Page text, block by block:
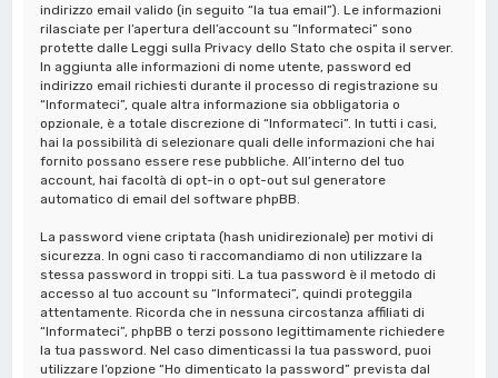
indirizzo email valido (in seguito “la tua email”). Le informazioni
rilasciate per l’apertura dell’account su “Informateci” sono
protette dalle Leggi sulla Privacy dello Stato che ospita il server.
In aggiunta alle informazioni di nome utente, password ed
indirizzo email richiesti durante il processo di registrazione su
“Informateci”, quale altra informazione sia obbligatoria o
opzionale, è a totale discrezione di “Informateci”. In tutti i casi,
hai la possibilità di selezionare quali delle informazioni che hai
fornito possano essere rese pubbliche. All’interno del tuo
account, hai facoltà di opt-in o opt-out sul generatore
automatico di email del software phpBB.
La password viene criptata (hash unidirezionale) per motivi di
sicurezza. In ogni caso ti raccomandiamo di non utilizzare la
stessa password in troppi siti. La tua password è il metodo di
accesso al tuo account su “Informateci”, quindi proteggila
attentamente. Ricorda che in nessuna circostanza affiliati di
“Informateci”, phpBB o terzi possono legittimamente richiedere
la tua password. Nel caso dimenticassi la tua password, puoi
utilizzare l’opzione “Ho dimenticato la password” prevista dal